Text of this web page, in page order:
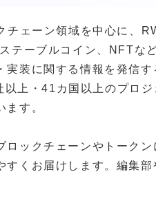
ェーン領域を中心に、
テーブルコイン、NFTな
装に関する情報を発信
上・41カ国以上のプロジ
す。
ロックチェーンやトーク
くお届けします。編集部